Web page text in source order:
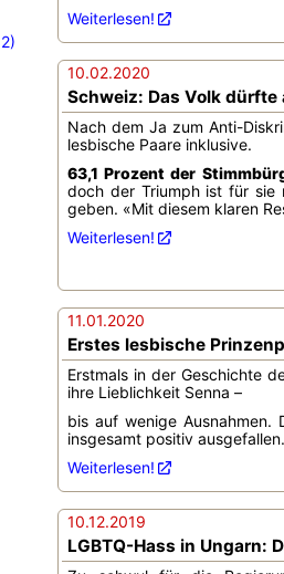
Weiterlesen!
10.02.2020
Schweiz: Das Volk
Nach dem Ja zum Anti-
lesbische Paare inklusive.
63,1 Prozent der
doch der Triumph ist für sie
geben. «Mit diesem klaren
Weiterlesen!
11.01.2020
Erstes lesbische
Erstmals in der Geschichte
ihre Lieblichkeit Senna –
bis auf wenige Ausnahmen.
insgesamt positiv
Weiterlesen!
10.12.2019
LGBTQ-Hass in Ungarn: